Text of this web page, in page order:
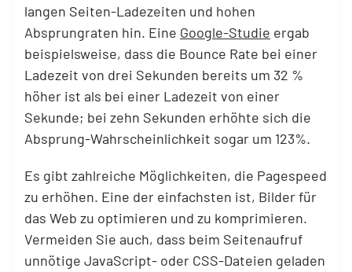
langen Seiten-Ladezeiten und hohen
Absprungraten hin. Eine Google-Studie ergab
beispielsweise, dass die Bounce Rate bei einer
Ladezeit von drei Sekunden bereits um 32 %
höher ist als bei einer Ladezeit von einer
Sekunde; bei zehn Sekunden erhöhte sich die
Absprung-Wahrscheinlichkeit sogar um 123%.
Es gibt zahlreiche Möglichkeiten, die Pagespeed
zu erhöhen. Eine der einfachsten ist, Bilder für
das Web zu optimieren und zu komprimieren.
Vermeiden Sie auch, dass beim Seitenaufruf
unnötige JavaScript- oder CSS-Dateien geladen